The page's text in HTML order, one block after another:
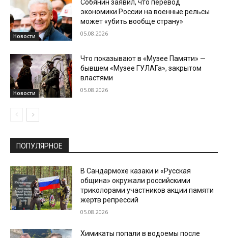
Новости
Собянин заявил, что перевод
экономики России на военные рельсы
может «убить вообще страну»
05.08.2026
Новости
Что показывают в «Музее Памяти» —
бывшем «Музее ГУЛАГа», закрытом
властями
05.08.2026
ПОПУЛЯРНОЕ
В Сандармохе казаки и «Русская
община» окружали российскими
триколорами участников акции памяти
жертв репрессий
05.08.2026
Химикаты попали в водоемы после